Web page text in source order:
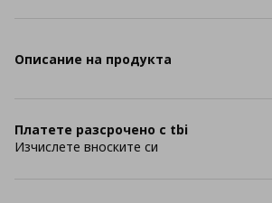
Описание на продукта
Платете разсрочено с tbi
Изчислете вноските си